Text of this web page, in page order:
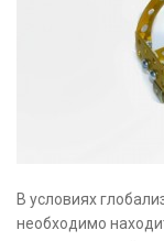
В условиях
необходимо